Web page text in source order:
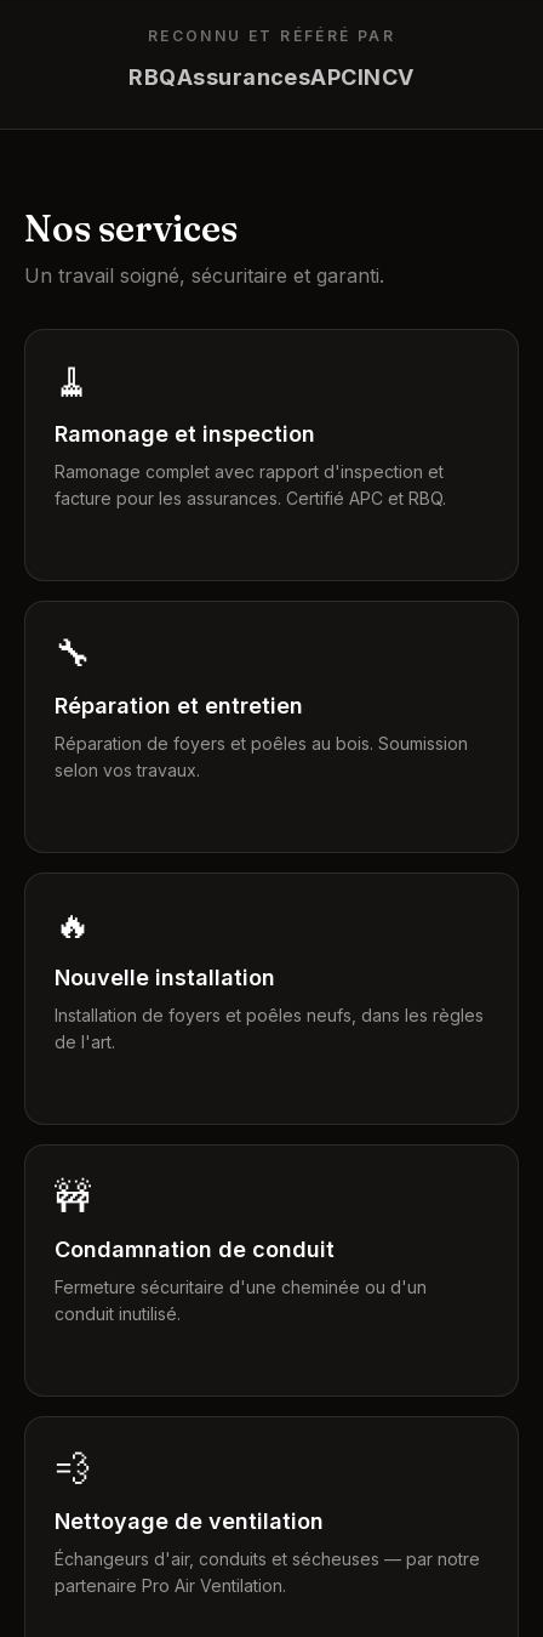
RECONNU ET RÉFÉRÉ PAR
RBQAssurancesAPCINCV
Nos services
Un travail soigné, sécuritaire et garanti.
🧹
Ramonage et inspection
Ramonage complet avec rapport d'inspection et
facture pour les assurances. Certifié APC et RBQ.
🔧
Réparation et entretien
Réparation de foyers et poêles au bois. Soumission
selon vos travaux.
🔥
Nouvelle installation
Installation de foyers et poêles neufs, dans les règles
de l'art.
🚧
Condamnation de conduit
Fermeture sécuritaire d'une cheminée ou d'un
conduit inutilisé.
💨
Nettoyage de ventilation
Échangeurs d'air, conduits et sécheuses — par notre
partenaire Pro Air Ventilation.